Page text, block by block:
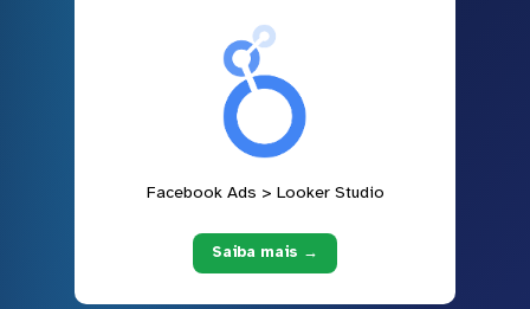
Facebook Ads > Looker Studio
Saiba mais →